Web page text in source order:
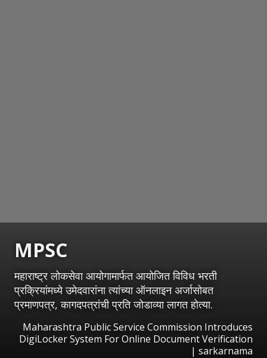
MPSC
महाराष्ट्र लोकसेवा आयोगामार्फत आयोजित विविध भरती
प्रक्रियांमध्ये उमेदवारांना त्यांच्या ऑनलाइन अर्जासोबत
प्रमाणपत्र, कागदपत्रांची प्रति जोडाव्या लागत होत्या.
Maharashtra Public Service Commission Introduces
DigiLocker System For Online Document Verification
| sarkarnama